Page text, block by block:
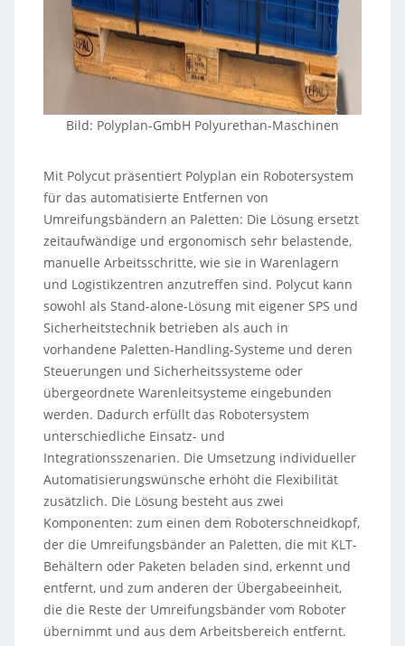
Bild: Polyplan-GmbH Polyurethan-Maschinen
Mit Polycut präsentiert Polyplan ein Robotersystem
für das automatisierte Entfernen von
Umreifungsbändern an Paletten: Die Lösung ersetzt
zeitaufwändige und ergonomisch sehr belastende,
manuelle Arbeitsschritte, wie sie in Warenlagern
und Logistikzentren anzutreffen sind. Polycut kann
sowohl als Stand-alone-Lösung mit eigener SPS und
Sicherheitstechnik betrieben als auch in
vorhandene Paletten-Handling-Systeme und deren
Steuerungen und Sicherheitssysteme oder
übergeordnete Warenleitsysteme eingebunden
werden. Dadurch erfüllt das Robotersystem
unterschiedliche Einsatz- und
Integrationsszenarien. Die Umsetzung individueller
Automatisierungswünsche erhöht die Flexibilität
zusätzlich. Die Lösung besteht aus zwei
Komponenten: zum einen dem Roboterschneidkopf,
der die Umreifungsbänder an Paletten, die mit KLT-
Behältern oder Paketen beladen sind, erkennt und
entfernt, und zum anderen der Übergabeeinheit,
die die Reste der Umreifungsbänder vom Roboter
übernimmt und aus dem Arbeitsbereich entfernt.